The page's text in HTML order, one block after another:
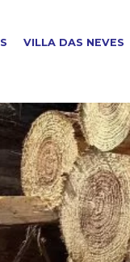
VILLA DAS NEVES